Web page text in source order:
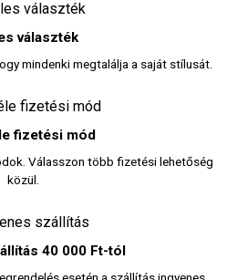
választék
mindenki megtalálja a saját stílusát.
fizetési mód
Válasszon több fizetési lehetőség
közül.
40 000 Ft-tól
esetén a szállítás ingyenes.